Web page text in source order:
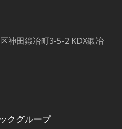
神田鍛冶町3-5-2 KDX鍛冶
クグループ